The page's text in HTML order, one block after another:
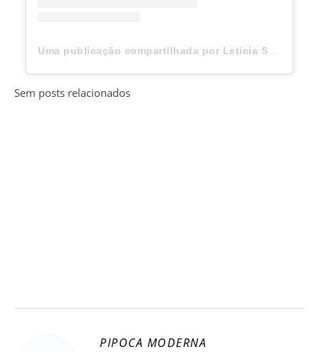
Sem posts relacionados
PIPOCA MODERNA